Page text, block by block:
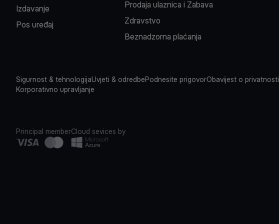
Izdavanje
Pos uređaj
Prodaja ulaznica i Zabava
Zdravstvo
Beznadzorna plaćanja
Sigurnost & tehnologijaUvjeti & odredbePodnesite prigovorObavijest o privatnosti
Korporativno upravljanje
Principal memberCloud sevices by